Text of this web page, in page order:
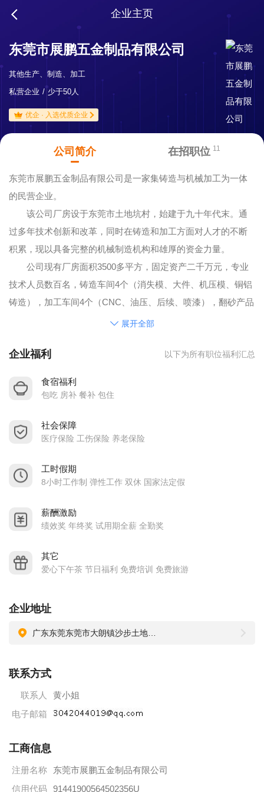
企业主页
东莞市展鹏五金制品有限公司
其他生产、制造、加工
私营企业
少于50人
优企 · 入选优质企业
公司简介 在招职位 11
东莞市展鹏五金制品有限公司是一家集铸造与机械加工为一体
的民营企业。
该公司厂房设于东莞市土地坑村，始建于九十年代末。通
过多年技术创新和改革，同时在铸造和加工方面对人才的不断
积累，现以具备完整的机械制造机构和雄厚的资金力量。
公司现有厂房面积3500多平方，固定资产二千万元，专业
技术人员数百名，铸造车间4个（消失模、大件、机压模、铜铝
铸造），加工车间4个（CNC、油压、后续、喷漆），翻砂产品
和加工件可分开。对外，09年到10年期间铸造年产量突破8000
铸造车间可为客户提供：HT150-HT300、QT450-QT600、
入使用，能为客户提供更高品质的大、小铸件能力。
●坚持与您进行长期的合作是我们自始自终的目标。
●您提出任务，我们共同探索解决方案。您的问题既是对我
●我们用心来协助我们注重工作的现用效果，站在您的立场
●钻研"东莞铸造"问题已经成为我们的习惯。特殊的东莞铸
造要求有特殊的解决方案。
●我们追求最高的精密度和顶级的质量。
展鹏五金制品的诚信、实力和产品质量获得业界的认可。
五金铸造制品有限公司位于广东省东莞市大朗沙步土地坑工业
水平的技术人员，先进的自动车床、大平面龙门铣床及当今国
展开全部
企业福利 以下为所有职位福利汇总
食宿福利
包吃 房补 餐补 包住
社会保障
医疗保险 工伤保险 养老保险
工时假期
8小时工作制 弹性工作 双休 国家法定假
薪酬激励
绩效奖 年终奖 试用期全薪 全勤奖
其它
爱心下午茶 节日福利 免费培训 免费旅游
企业地址
联系方式
联系人
黄小姐
电子邮箱
工商信息
注册名称
东莞市展鹏五金制品有限公司
信用代码 91441900564502356U